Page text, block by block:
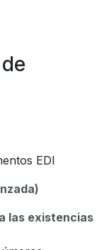
EDI
las existencias